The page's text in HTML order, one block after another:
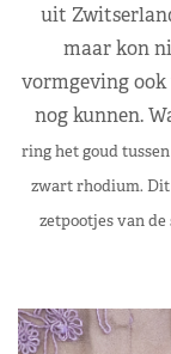
uit
maar kon
vormgeving
nog kunnen.
ring het goud
zwart rhodium. Dit
zetpootjes van